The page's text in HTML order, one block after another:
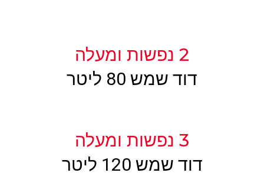
2 נפשות ומעלה
דוד שמש 80 ליטר
3 נפשות ומעלה
דוד שמש 120 ליטר